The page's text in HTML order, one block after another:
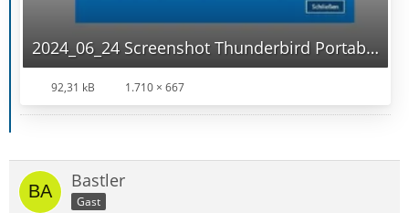
2024_06_24 Screenshot Thunderbird Portable.jpg
92,31 kB 1.710 × 667
Bastler
Gast